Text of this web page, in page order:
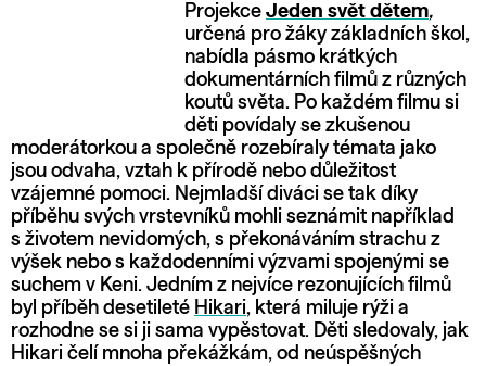
Projekce Jeden svět dětem,
určená pro žáky základních škol,
nabídla pásmo krátkých
dokumentárních filmů z různých
koutů světa. Po každém filmu si
děti povídaly se zkušenou
moderátorkou a společně rozebíraly témata jako
jsou odvaha, vztah k přírodě nebo důležitost
vzájemné pomoci. Nejmladší diváci se tak díky
příběhu svých vrstevníků mohli seznámit například
s životem nevidomých, s překonáváním strachu z
výšek nebo s každodenními výzvami spojenými se
suchem v Keni. Jedním z nejvíce rezonujících filmů
byl příběh desetileté Hikari, která miluje rýži a
rozhodne se si ji sama vypěstovat. Děti sledovaly, jak
Hikari čelí mnoha překážkám, od neúspěšných